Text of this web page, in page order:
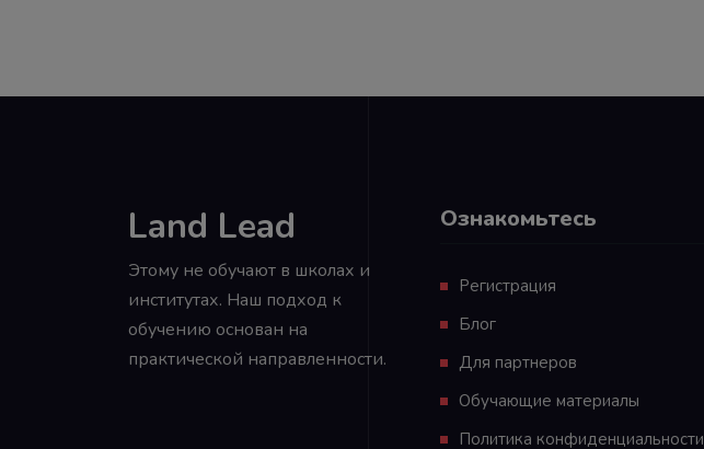
Land Lead
Этому не обучают в школах и
институтах. Наш подход к
обучению основан на
практической направленности.
Ознакомьтесь
Регистрация
Блог
Для партнеров
Обучающие материалы
Политика конфиденциальности